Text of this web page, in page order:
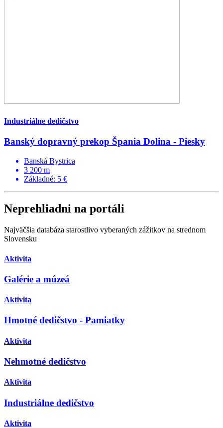
Industriálne dedičstvo
Banský dopravný prekop Špania Dolina - Piesky
Banská Bystrica
3 200 m
Základné: 5 €
Neprehliadni na portáli
Najväčšia databáza starostlivo vyberaných zážitkov na strednom
Slovensku
Aktivita
Galérie a múzeá
Aktivita
Hmotné dedičstvo - Pamiatky
Aktivita
Nehmotné dedičstvo
Aktivita
Industriálne dedičstvo
Aktivita